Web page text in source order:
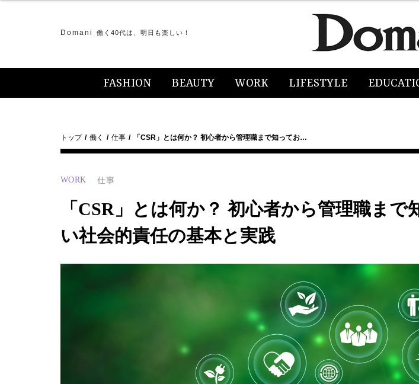
Domani 働く40代は、明日も楽しい！
FASHION BEAUTY WORK LIFESTYLE
トップ 働く 仕事 「CSR」とは何か？ 初心者から管理職まで知ってお…
WORK 仕事
「CSR」とは何か？ 初心者から管理職まで
い社会的責任の基本と実践